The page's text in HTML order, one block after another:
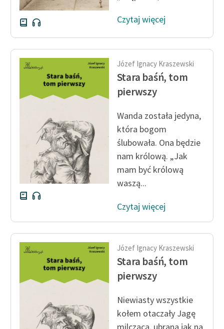
Czytaj więcej
Józef Ignacy Kraszewski
Stara baśń, tom
pierwszy
Wanda została jedyna,
która bogom
ślubowała. Ona będzie
nam królową. „Jak
mam być królową
waszą...
Czytaj więcej
Józef Ignacy Kraszewski
Stara baśń, tom
pierwszy
Niewiasty wszystkie
kołem otaczały Jagę
milczącą, ubraną jak na